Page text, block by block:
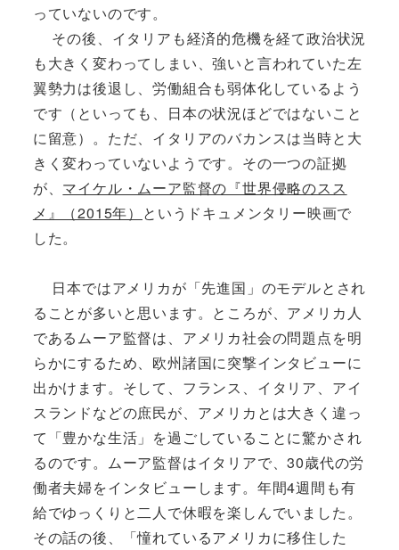
っていないのです。
その後、イタリアも経済的危機を経て政治状況
も大きく変わってしまい、強いと言われていた左
翼勢力は後退し、労働組合も弱体化しているよう
です（といっても、日本の状況ほどではないこと
に留意）。ただ、イタリアのバカンスは当時と大
きく変わっていないようです。その一つの証拠
が、 マイケル・ムーア監督の『世界侵略のスス
メ』（2015年） というドキュメンタリー映画で
した。
日本ではアメリカが「先進国」のモデルとされ
ることが多いと思います。ところが、アメリカ人
であるムーア監督は、アメリカ社会の問題点を明
らかにするため、欧州諸国に突撃インタビューに
出かけます。そして、フランス、イタリア、アイ
スランドなどの庶民が、アメリカとは大きく違っ
て「豊かな生活」を過ごしていることに驚かされ
るのです。ムーア監督はイタリアで、30歳代の労
働者夫婦をインタビューします。年間4週間も有
給でゆっくりと二人で休暇を楽しんでいました。
その話の後、「憧れているアメリカに移住した